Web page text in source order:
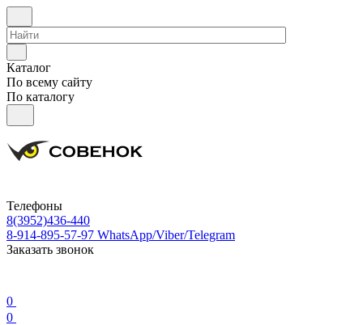
Каталог
По всему сайту
По каталогу
Телефоны
8(3952)436-440
8-914-895-57-97 WhatsApp/Viber/Telegram
Заказать звонок
0
0